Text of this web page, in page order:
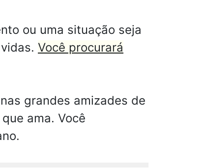
ou uma situação seja
Você procurará
grandes amizades de
ama. Você